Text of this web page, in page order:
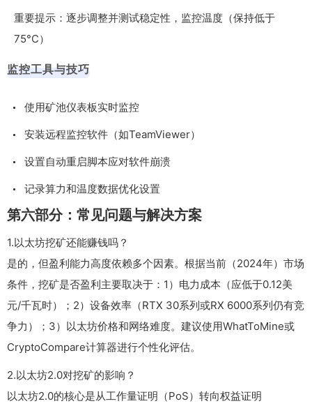
重要提示：逐步调整并测试稳定性，监控温度（保持低于
75°C）
监控工具与技巧
使用矿池仪表板实时监控
安装远程监控软件（如TeamViewer）
设置自动重启脚本应对软件崩溃
记录算力和温度数据优化设置
第六部分：常见问题与解决方案
1.以太坊挖矿还能赚钱吗？
是的，但盈利能力高度依赖多个因素。根据当前（2024年）市场
条件，挖矿是否盈利主要取决于：1）电力成本（应低于0.12美
元/千瓦时）；2）设备效率（RTX 30系列或RX 6000系列仍有竞
争力）；3）以太坊价格和网络难度。建议使用WhatToMine或
CryptoCompare计算器进行个性化评估。
2.以太坊2.0对挖矿的影响？
以太坊2.0的核心是从工作量证明（PoS）转向权益证明